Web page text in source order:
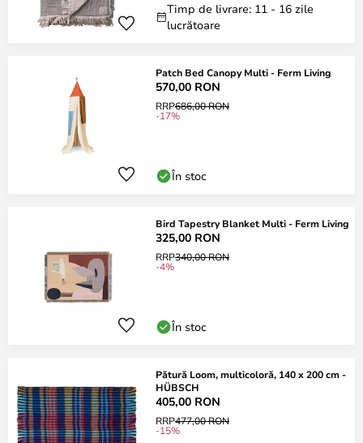
Timp de livrare: 11 - 16 zile
lucrătoare
Patch Bed Canopy Multi - Ferm Living
570,00 RON
RRP686,00 RON
-17%
În stoc
Bird Tapestry Blanket Multi - Ferm Living
325,00 RON
RRP340,00 RON
-4%
În stoc
Pătură Loom, multicoloră, 140 x 200 cm -
HÜBSCH
405,00 RON
RRP477,00 RON
-15%